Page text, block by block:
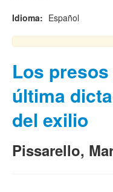
Idioma: Español
Los
última
del exilio
Pissarello,